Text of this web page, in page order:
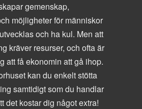
gemenskap,
möjligheter för människor
och ha kul. Men att
kräver resurser, och ofta är
att få ekonomin att gå ihop.
kan du enkelt stötta
samtidigt som du handlar
det kostar dig något extra!